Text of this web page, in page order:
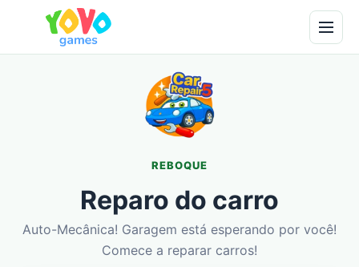
REBOQUE
Reparo do carro
Auto-Mecânica! Garagem está esperando por você!
Comece a reparar carros!